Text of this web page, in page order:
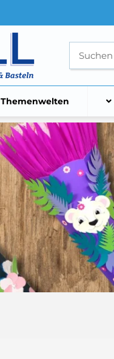
Themenwelten